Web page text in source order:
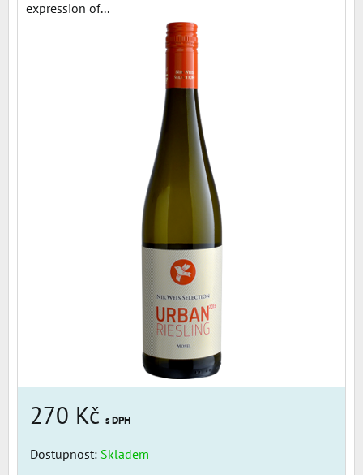
expression of...
270 Kč s DPH
Dostupnost: Skladem